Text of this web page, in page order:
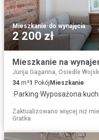
Mieszkanie·do wynajęcia
2 200 zł
Mieszkanie na
Jurija Gagarina, Osiedle
34 m²1 PokójMieszkanie
·Parking·Wyposażona
Zaktualizowano więcej niż
Gratka